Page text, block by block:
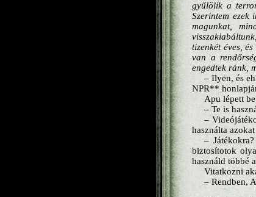
gyűlölik a
Szerintem ezek
magunkat,
tizenkét éves,
van a
engedtek ránk,
– Ilyen, és
NPR**
Apu lépett
– Te is
–
használta
–
biztosítotok
használd többé
Vitatkozni
– Rendben,